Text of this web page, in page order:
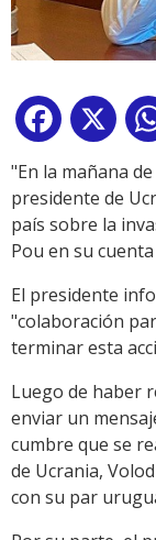
Facebook
X
"En la mañana
presidente de
país sobre la
Pou en su
El presidente
"colaboración
terminar esta
Luego de haber
enviar un
cumbre que se
de Ucrania,
con su par